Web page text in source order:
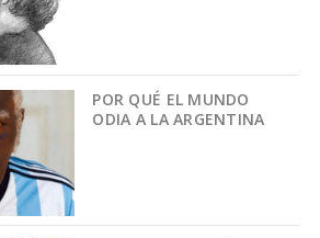
POR QUÉ EL MUNDO
ODIA A LA ARGENTINA